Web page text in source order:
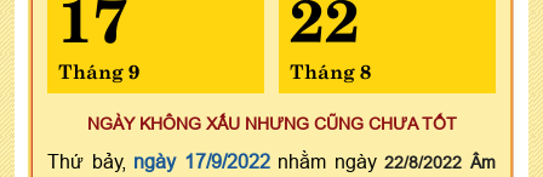
Tháng 9 Tháng 8
NGÀY KHÔNG XẤU NHƯNG CŨNG CHƯA TỐT
Thứ bảy, ngày 17/9/2022nhằm ngày22/8/2022 Âm